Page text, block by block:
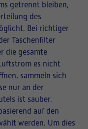
getrennt bleiben,
des
Bei richtiger
Taschenfilter
die gesamte
es nicht
sammeln sich
nur an der
ist sauber.
auf den
werden. Um dies